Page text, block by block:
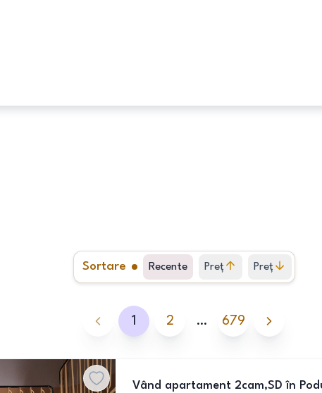
Sortare Recente Preț
crescător
Preț
descrescător
1 2 … 679
Vând apartament 2cam,SD în